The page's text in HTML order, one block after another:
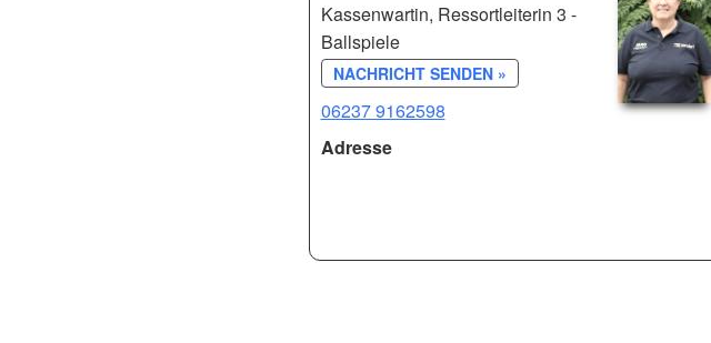
Kassenwartin, Ressortleiterin 3 -
Ballspiele
NACHRICHT SENDEN »
06237 9162598
Adresse